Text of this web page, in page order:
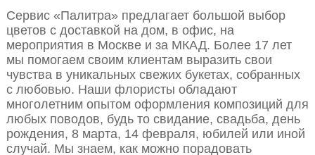
Сервис «Палитра» предлагает большой выбор
цветов с доставкой на дом, в офис, на
мероприятия в Москве и за МКАД. Более 17 лет
мы помогаем своим клиентам выразить свои
чувства в уникальных свежих букетах, собранных
с любовью. Наши флористы обладают
многолетним опытом оформления композиций для
любых поводов, будь то свидание, свадьба, день
рождения, 8 марта, 14 февраля, юбилей или иной
случай. Мы знаем, как можно порадовать